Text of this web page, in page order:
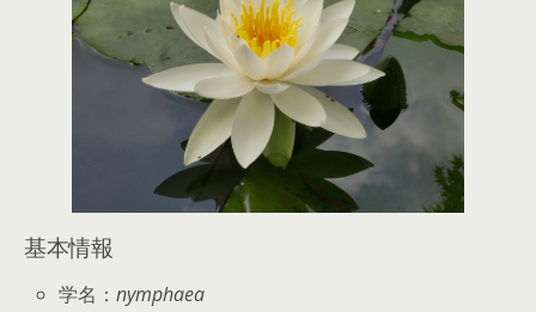
基本情報
学名：nymphaea